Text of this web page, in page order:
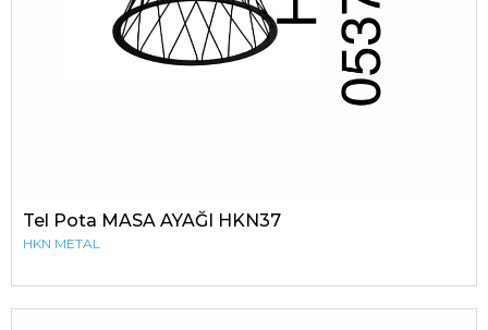
Tel Pota MASA AYAĞI HKN37
HKN METAL